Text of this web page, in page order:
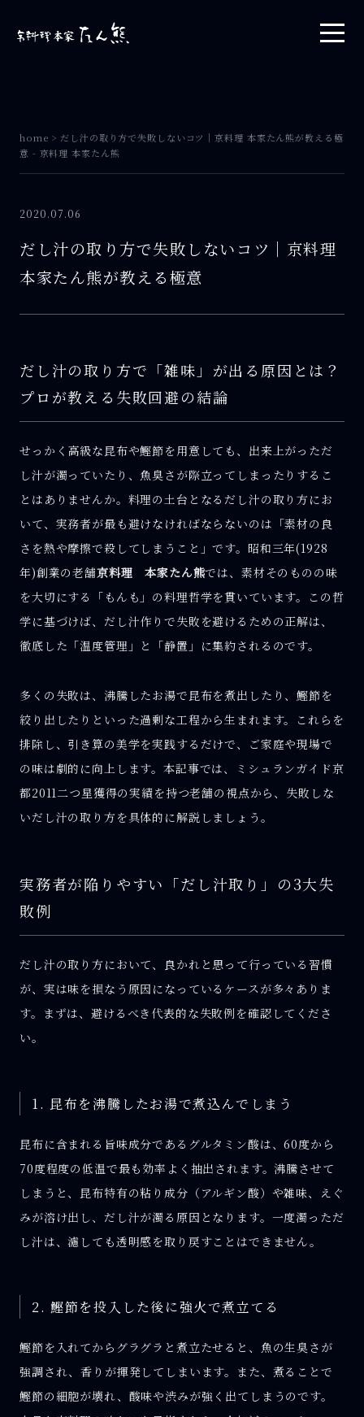
home > だし汁の取り方で失敗しないコツ｜京料理 本家たん熊が教える極
意 - 京料理 本家たん熊
2020.07.06
だし汁の取り方で失敗しないコツ｜京料理
本家たん熊が教える極意
だし汁の取り方で「雑味」が出る原因とは？
プロが教える失敗回避の結論
せっかく高級な昆布や鰹節を用意しても、出来上がっただ
し汁が濁っていたり、魚臭さが際立ってしまったりするこ
とはありませんか。料理の土台となるだし汁の取り方にお
いて、実務者が最も避けなければならないのは「素材の良
さを熱や摩擦で殺してしまうこと」です。昭和三年(1928
年)創業の老舗京料理 本家たん熊では、素材そのものの味
を大切にする「もんも」の料理哲学を貫いています。この哲
学に基づけば、だし汁作りで失敗を避けるための正解は、
徹底した「温度管理」と「静置」に集約されるのです。
多くの失敗は、沸騰したお湯で昆布を煮出したり、鰹節を
絞り出したりといった過剰な工程から生まれます。これらを
排除し、引き算の美学を実践するだけで、ご家庭や現場で
の味は劇的に向上します。本記事では、ミシュランガイド京
都2011二つ星獲得の実績を持つ老舗の視点から、失敗しな
いだし汁の取り方を具体的に解説しましょう。
実務者が陥りやすい「だし汁取り」の3大失
敗例
だし汁の取り方において、良かれと思って行っている習慣
が、実は味を損なう原因になっているケースが多々ありま
す。まずは、避けるべき代表的な失敗例を確認してくださ
い。
1. 昆布を沸騰したお湯で煮込んでしまう
昆布に含まれる旨味成分であるグルタミン酸は、60度から
70度程度の低温で最も効率よく抽出されます。沸騰させて
しまうと、昆布特有の粘り成分（アルギン酸）や雑味、えぐ
みが溶け出し、だし汁が濁る原因となります。一度濁っただ
し汁は、濾しても透明感を取り戻すことはできません。
2. 鰹節を投入した後に強火で煮立てる
鰹節を入れてからグラグラと煮立たせると、魚の生臭さが
強調され、香りが揮発してしまいます。また、煮ることで
鰹節の細胞が壊れ、酸味や渋みが強く出てしまうのです。